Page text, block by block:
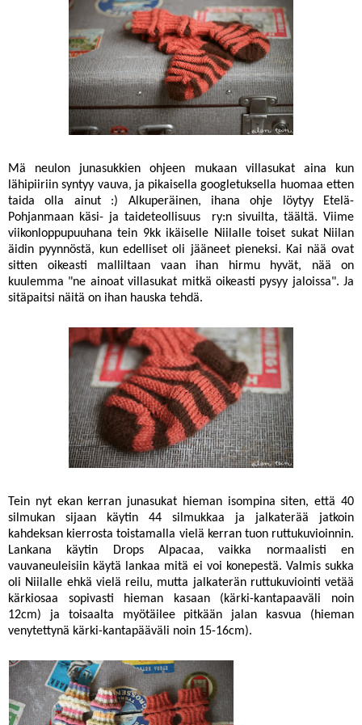
Mä neulon junasukkien ohjeen mukaan villasukat aina kun
lähipiiriin syntyy vauva, ja pikaisella googletuksella huomaa etten
taida olla ainut :) Alkuperäinen, ihana ohje löytyy Etelä-
Pohjanmaan käsi- ja taideteollisuus ry:n sivuilta, täältä. Viime
viikonloppupuuhana tein 9kk ikäiselle Niilalle toiset sukat Niilan
äidin pyynnöstä, kun edelliset oli jääneet pieneksi. Kai nää ovat
sitten oikeasti malliltaan vaan ihan hirmu hyvät, nää on
kuulemma "ne ainoat villasukat mitkä oikeasti pysyy jaloissa". Ja
sitäpaitsi näitä on ihan hauska tehdä.
Tein nyt ekan kerran junasukat hieman isompina siten, että 40
silmukan sijaan käytin 44 silmukkaa ja jalkaterää jatkoin
kahdeksan kierrosta toistamalla vielä kerran tuon ruttukuvioinnin.
Lankana käytin Drops Alpacaa, vaikka normaalisti en
vauvaneuleisiin käytä lankaa mitä ei voi konepestä. Valmis sukka
oli Niilalle ehkä vielä reilu, mutta jalkaterän ruttukuviointi vetää
kärkiosaa sopivasti hieman kasaan (kärki-kantapaaväli noin
12cm) ja toisaalta myötäilee pitkään jalan kasvua (hieman
venytettynä kärki-kantapääväli noin 15-16cm).